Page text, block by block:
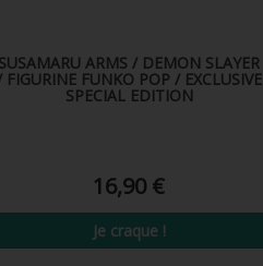
SUSAMARU ARMS / DEMON SLAYER
FIGURINE FUNKO POP / EXCLUSIVE
SPECIAL EDITION
16,90 €
Je craque !